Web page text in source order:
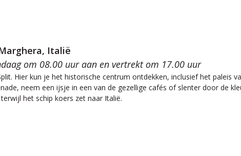
Italië
om 08.00 uur aan en vertrekt om 17.00 uur
Hier kun je het historische centrum ontdekken, inclusief het paleis
neem een ijsje in een van de gezellige cafés of slenter door de
het schip koers zet naar Italië.